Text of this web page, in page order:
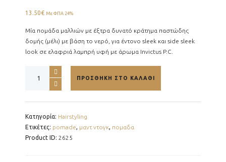
13.50€ Με ΦΠΑ 24%
Μία πομάδα μαλλιών με έξτρα δυνατό κράτημα παστώδης
δομής (μέλι) με βάση το νερό, για έντονο sleek και side sleek
look σε ελαφριά λαμπρή υφή με άρωμα Invictus P.C.
Goodfellas
Maddog
Firm
Hold
Pomade
ΠΡΟΣΘΉΚΗ ΣΤΟ ΚΑΛΆΘΙ
Κατηγορία: Hairstyling
Ετικέτες: pomade, μαντ ντογκ, πομαδα
Product ID: 2625